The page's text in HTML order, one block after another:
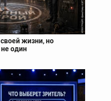
жизни, но
один